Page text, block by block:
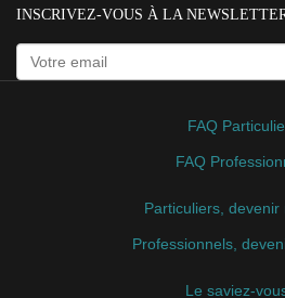
INSCRIVEZ-VOUS À LA
FAQ
FAQ
Particuliers, devenir
Professionnels,
Le saviez-